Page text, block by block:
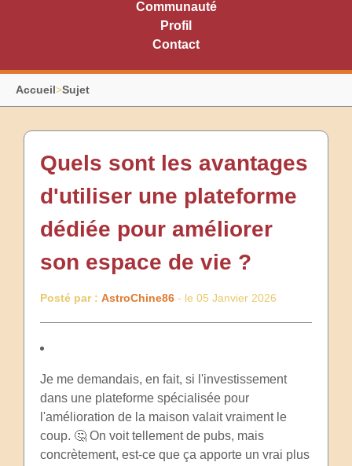
Communauté
Profil
Contact
Accueil>Sujet
Quels sont les avantages
d'utiliser une plateforme
dédiée pour améliorer
son espace de vie ?
Posté par : AstroChine86 - le 05 Janvier 2026
Je me demandais, en fait, si l'investissement
dans une plateforme spécialisée pour
l'amélioration de la maison valait vraiment le
coup. 🤔 On voit tellement de pubs, mais
concrètement, est-ce que ça apporte un vrai plus